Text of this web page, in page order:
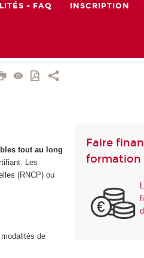
- FAQ INSCRIPTION
tout au long
Les
(RNCP) ou
de
Faire
formation